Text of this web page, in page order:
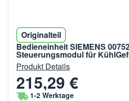
Originalteil
Bedieneinheit SIEMENS
Steuerungsmodul für
Produkt Details
215,29 €
1-2 Werktage